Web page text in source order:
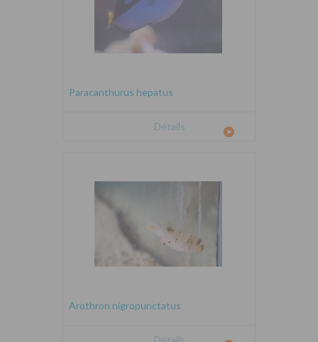
Paracanthurus hepatus
Détails
Arothron nigropunctatus
Détails